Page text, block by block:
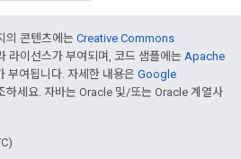
의 콘텐츠에는 Creative Commons
라이선스가 부여되며, 코드 샘플에는 Apache
부여됩니다. 자세한 내용은 Google
하세요. 자바는 Oracle 및/또는 Oracle 계열사